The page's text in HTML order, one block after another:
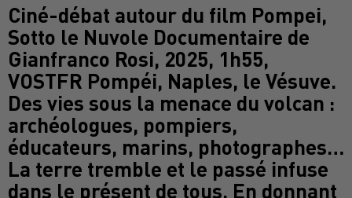
Ciné-débat autour du film Pompei,
Sotto le Nuvole Documentaire de
Gianfranco Rosi, 2025, 1h55,
VOSTFR Pompéi, Naples, le Vésuve.
Des vies sous la menace du volcan :
archéologues, pompiers,
éducateurs, marins, photographes…
La terre tremble et le passé infuse
dans le présent de tous. En donnant